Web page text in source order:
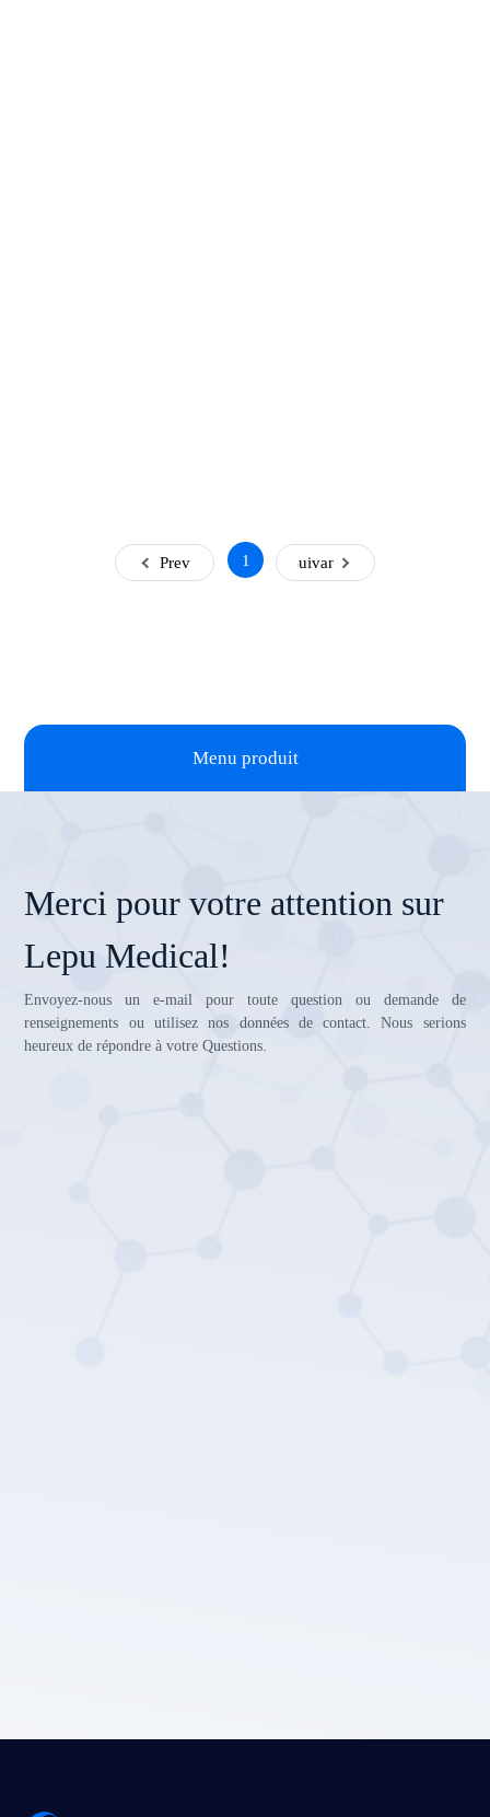
Prev 1 Suivant
Menu produit
Merci pour votre attention sur
Lepu Medical!
Envoyez-nous un e-mail pour toute question ou demande de
renseignements ou utilisez nos données de contact. Nous serions
heureux de répondre à votre Questions.